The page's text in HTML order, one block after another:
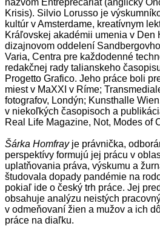
Krisis). Silvio Lorusso je
kultúr v Amsterdame, kreatívnym
Kráľovskej akadémii umenia v Den
dizajnovom oddelení
Varia, Centra pre každodenné
redakčnej rady talianskeho
Progetto Grafico. Jeho práce boli
miest v MaXXI v Ríme;
fotografov, Londýn; Kunsthalle
v niekoľkých časopisoch a
Real Life Magazine, Not, Modes of
Šárka Homfrayje právnička,
perspektívy formujú jej prácu v
uplatňovania práva, výskumu a
študovala dopady pandémie na
pokiaľ ide o český trh práce. Jej
obsahuje analýzu neistých
v odmeňovaní žien a mužov a ich
práce na diaľku.